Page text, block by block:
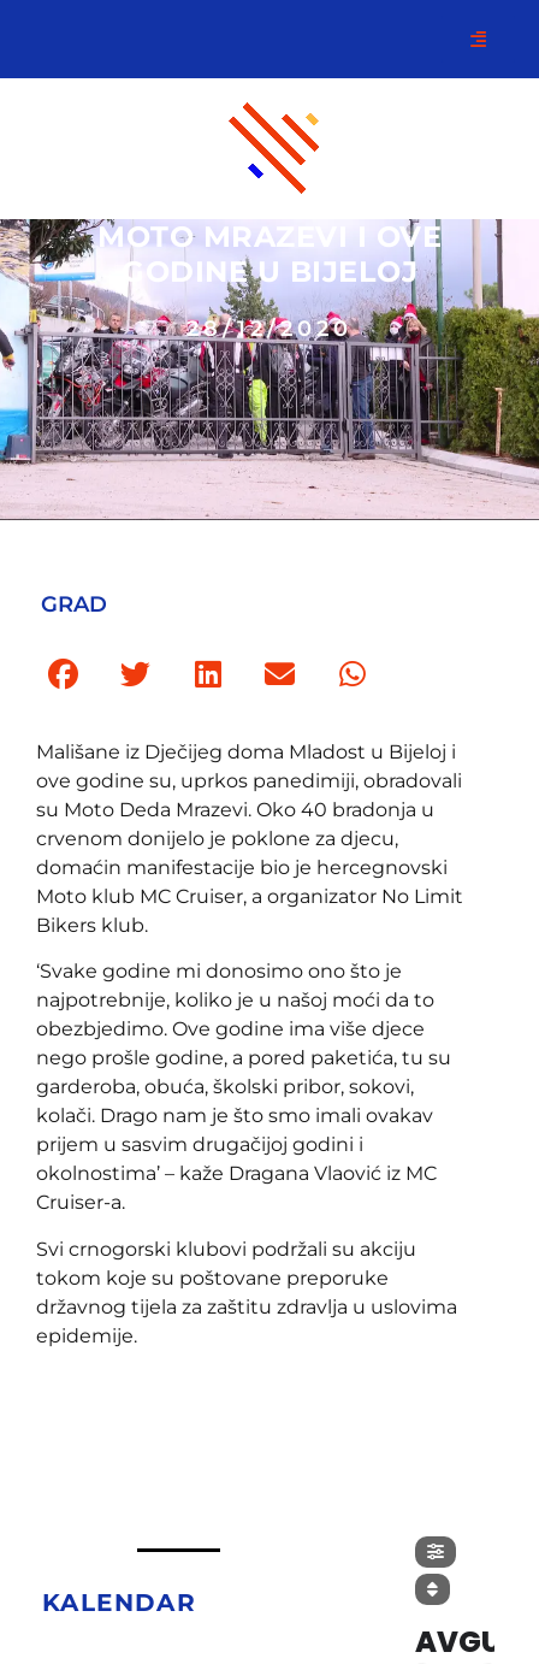
MOTO MRAZEVI I OVE
GODINE U BIJELOJ
28/12/2020
GRAD
Mališane iz Dječijeg doma Mladost u Bijeloj i
ove godine su, uprkos panedimiji, obradovali
su Moto Deda Mrazevi. Oko 40 bradonja u
crvenom donijelo je poklone za djecu,
domaćin manifestacije bio je hercegnovski
Moto klub MC Cruiser, a organizator No Limit
Bikers klub.
‘Svake godine mi donosimo ono što je
najpotrebnije, koliko je u našoj moći da to
obezbjedimo. Ove godine ima više djece
nego prošle godine, a pored paketića, tu su
garderoba, obuća, školski pribor, sokovi,
kolači. Drago nam je što smo imali ovakav
prijem u sasvim drugačijoj godini i
okolnostima’ – kaže Dragana Vlaović iz MC
Cruiser-a.
Svi crnogorski klubovi podržali su akciju
tokom koje su poštovane preporuke
državnog tijela za zaštitu zdravlja u uslovima
epidemije.
KALENDAR
AVGUST